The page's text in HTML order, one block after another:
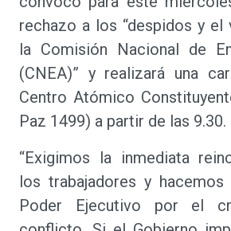
rechazo a los “despidos y el
la Comisión Nacional de
(CNEA)” y realizará una
Centro Atómico
Paz 1499) a partir de las 9.30.
“Exigimos la inmediata
los trabajadores y hacemos
Poder Ejecutivo por el